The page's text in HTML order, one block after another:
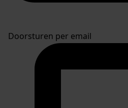
Doorsturen per email